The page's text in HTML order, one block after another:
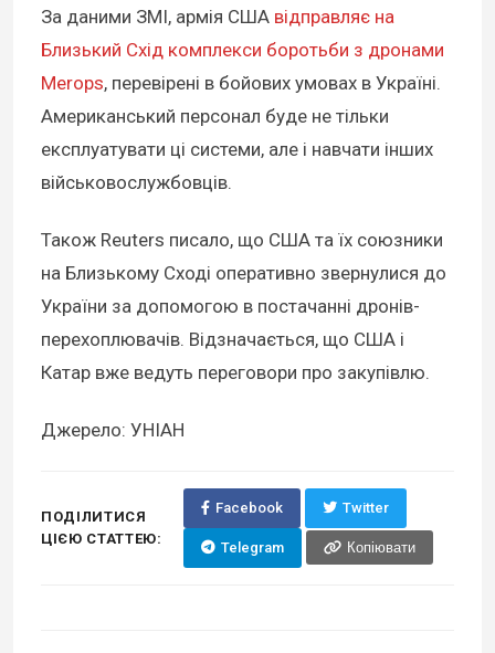
За даними ЗМІ, армія США відправляє на
Близький Схід комплекси боротьби з дронами
Merops, перевірені в бойових умовах в Україні.
Американський персонал буде не тільки
експлуатувати ці системи, але і навчати інших
військовослужбовців.
Також Reuters писало, що США та їх союзники
на Близькому Сході оперативно звернулися до
України за допомогою в постачанні дронів-
перехоплювачів. Відзначається, що США і
Катар вже ведуть переговори про закупівлю.
Джерело: УНІАН
ПОДІЛИТИСЯ
ЦІЄЮ СТАТТЕЮ:
Facebook Twitter
Telegram Копіювати